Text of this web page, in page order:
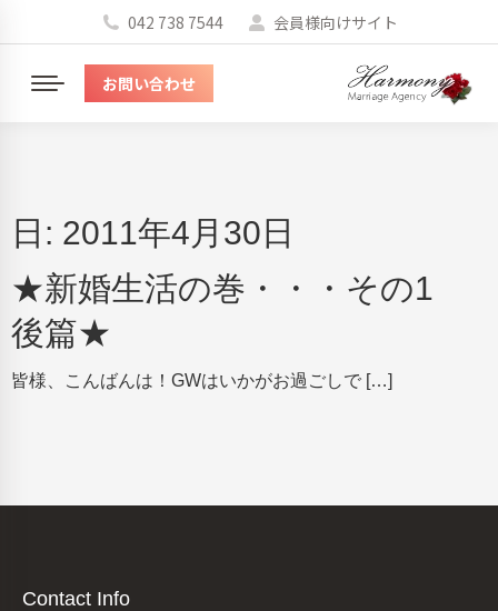
042 738 7544 会員様向けサイト
メ
お問い合わせ
日: 2011年4月30日
★新婚生活の巻・・・その1
後篇★
皆様、こんばんは！GWはいかがお過ごしで […]
Contact Info